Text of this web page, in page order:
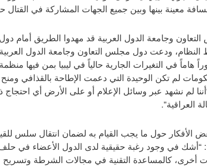
معينة بينها وبين جميع الجهات المشاركة في القتال
وجامعة الدول العربية قد مهدوا الطريق أمام
ودعت دول مجلس التعاون وجامعة الدول
هاماً في التغيرات الجارية حالياً في ليبيا بمن فيها
لم تكن الوحيدة التي دعمت الإطاحة بالقذافي
لم نشهد عبر وسائل الإعلام أو على الأرض أي احتجاج
العراقية”.
حول ما يجب القيام به لضمان انتقال سلس
“أشك في وجود رغبة حقيقية لدى الدول الأعضاء في
أخرى، كالمساعدة التقنية في مجالات الشرطة وتسريح